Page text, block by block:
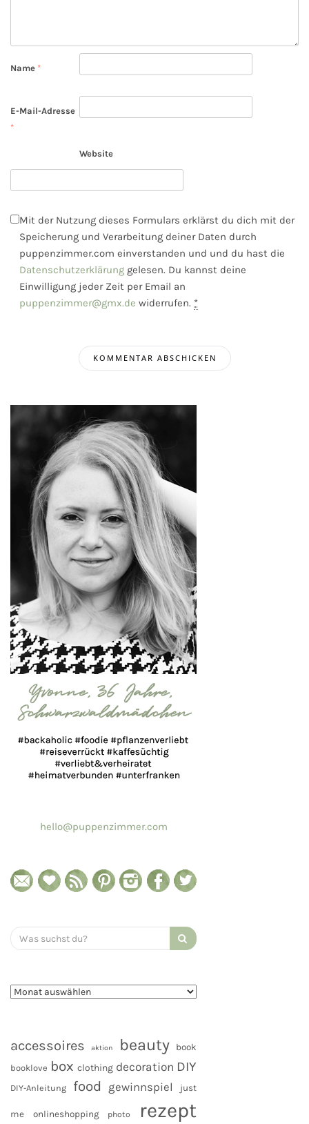
Name *
E-Mail-Adresse
*
Website
Mit der Nutzung dieses Formulars erklärst du dich mit der
Speicherung und Verarbeitung deiner Daten durch
puppenzimmer.com einverstanden und und du hast die
Datenschutzerklärung gelesen. Du kannst deine
Einwilligung jeder Zeit per Email an
puppenzimmer@gmx.de widerrufen. *
hello@puppenzimmer.com
Search
for:
accessoires aktion beauty
book
booklove box clothing decoration DIY
DIY-Anleitung food gewinnspiel just
me onlineshopping photo rezept